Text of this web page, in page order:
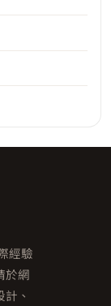
經驗
於網
、